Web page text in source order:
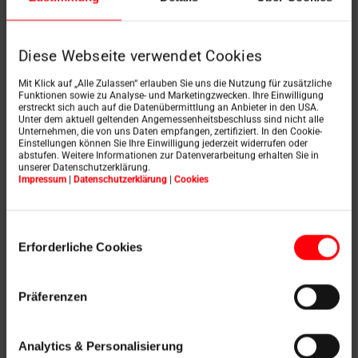
Diese Webseite verwendet Cookies
Mit Klick auf „Alle Zulassen“ erlauben Sie uns die Nutzung für zusätzliche
Funktionen sowie zu Analyse- und Marketingzwecken. Ihre Einwilligung
erstreckt sich auch auf die Datenübermittlung an Anbieter in den USA.
Unter dem aktuell geltenden Angemessenheitsbeschluss sind nicht alle
Unternehmen, die von uns Daten empfangen, zertifiziert. In den Cookie-
Einstellungen können Sie Ihre Einwilligung jederzeit widerrufen oder
abstufen. Weitere Informationen zur Datenverarbeitung erhalten Sie in
unserer Datenschutzerklärung.
Impressum | Datenschutzerklärung | Cookies
Erforderliche Cookies
Präferenzen
Analytics & Personalisierung
les volets roulants extérieurs réfléchissent
les rayons du soleil avant qu'ils n'atteignent
la fenêtre et réduisent ainsi la chaleur dans
la pièce. Vos pièces restent agréablement
fraîches, en particulier lors des chaudes
journées d'été.
protègent vos meubles et vos revêtements
de sol contre la décoloration due aux rayons
roulants extérieurs offrent une couche